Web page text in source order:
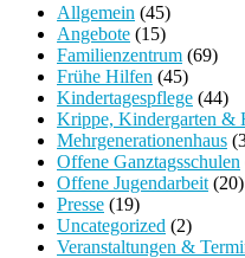
Allgemein (45)
Angebote (15)
Familienzentrum (69)
Frühe Hilfen (45)
Kindertagespflege (44)
Krippe, Kindergarten &
Mehrgenerationenhaus
Offene Ganztagsschulen
Offene Jugendarbeit (20)
Presse (19)
Uncategorized (2)
Veranstaltungen &